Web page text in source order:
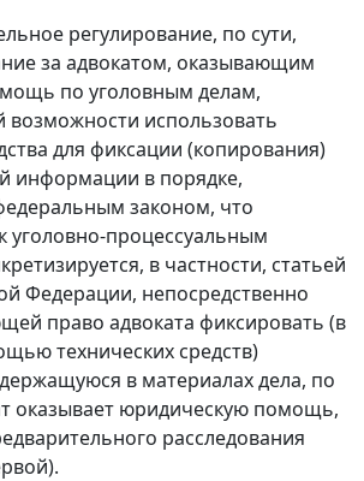
регулирование, по сути,
за адвокатом, оказывающим
по уголовным делам,
использовать
для фиксации (копирования)
информации в порядке,
законом, что
уголовно-процессуальным
в частности, статьей
Федерации, непосредственно
право адвоката фиксировать (в
технических средств)
в материалах дела, по
оказывает юридическую помощь,
расследования